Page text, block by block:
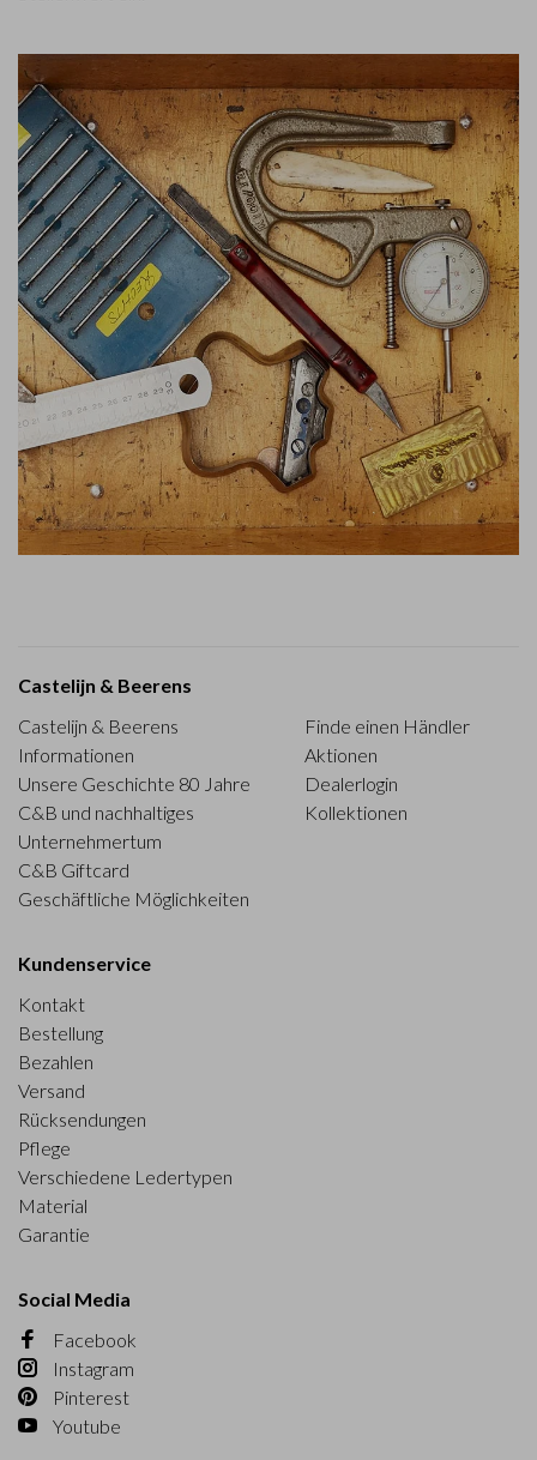
Castelijn & Beerens
Castelijn & Beerens
Informationen
Unsere Geschichte 80 Jahre
C&B und nachhaltiges
Unternehmertum
C&B Giftcard
Geschäftliche Möglichkeiten
Finde einen Händler
Aktionen
Dealerlogin
Kollektionen
Kundenservice
Kontakt
Bestellung
Bezahlen
Versand
Rücksendungen
Pflege
Verschiedene Ledertypen
Material
Garantie
Social Media
Facebook
Instagram
Pinterest
Youtube